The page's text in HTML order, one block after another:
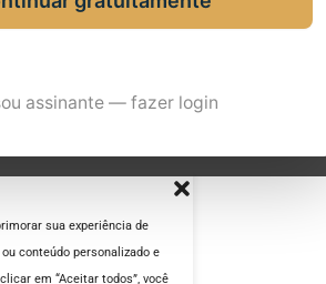
sua experiência de
conteúdo personalizado e
em “Aceitar todos”, você
assinante — fazer login